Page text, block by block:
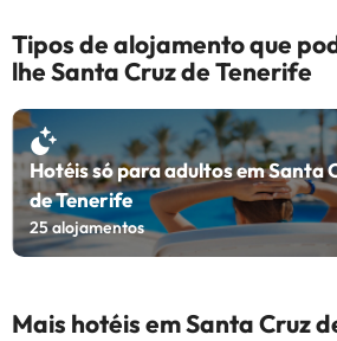
Tipos de alojamento que
lhe Santa Cruz de Tenerife
Hotéis só para adultos em Santa
de Tenerife
25alojamentos
Mais hotéis em Santa Cruz